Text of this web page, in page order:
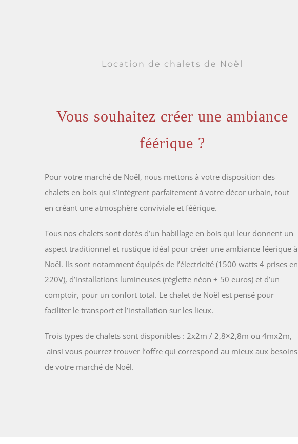
Location de chalets de Noël
Vous souhaitez créer une ambiance
féérique ?
Pour votre marché de Noël, nous mettons à votre disposition des
chalets en bois qui s’intègrent parfaitement à votre décor urbain, tout
en créant une atmosphère conviviale et féérique.
Tous nos chalets sont dotés d’un habillage en bois qui leur donnent un
aspect traditionnel et rustique idéal pour créer une ambiance féerique à
Noël. Ils sont notamment équipés de l’électricité (1500 watts 4 prises en
220V), d’installations lumineuses (réglette néon + 50 euros) et d’un
comptoir, pour un confort total. Le chalet de Noël est pensé pour
faciliter le transport et l’installation sur les lieux.
Trois types de chalets sont disponibles : 2x2m / 2,8×2,8m ou 4mx2m,
ainsi vous pourrez trouver l’offre qui correspond au mieux aux besoins
de votre marché de Noël.